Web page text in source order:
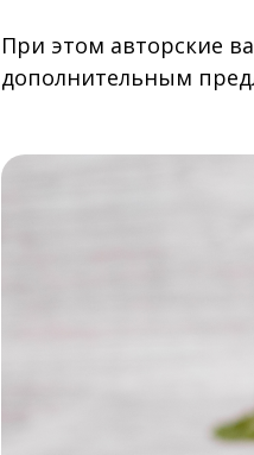
При этом авторские
дополнительным